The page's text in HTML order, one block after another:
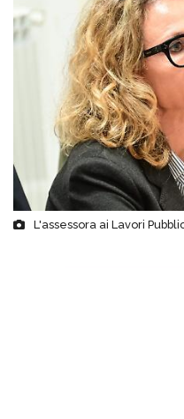
L'assessora ai Lavori